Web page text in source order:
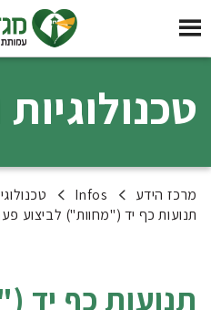
מרכז הידע Infos
תנועות כף יד ("מחוות") לביצוע
תנועות כף יד